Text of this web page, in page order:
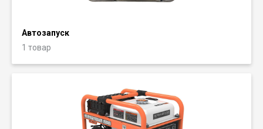
Автозапуск
1 товар